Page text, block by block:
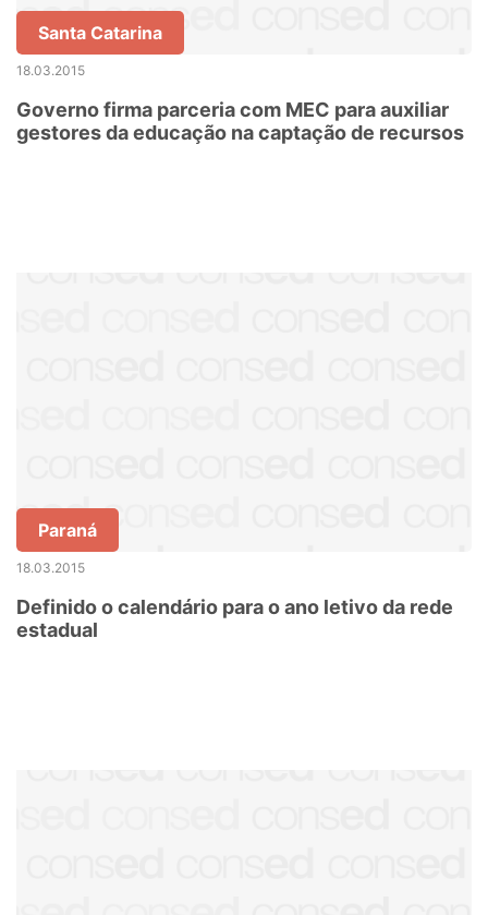
Santa Catarina
18.03.2015
Governo firma parceria com MEC para auxiliar
gestores da educação na captação de recursos
Paraná
18.03.2015
Definido o calendário para o ano letivo da rede
estadual